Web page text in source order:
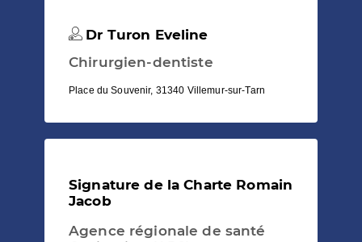
Dr Turon Eveline
Chirurgien-dentiste
Place du Souvenir, 31340 Villemur-sur-Tarn
Signature de la Charte Romain
Jacob
Agence régionale de santé